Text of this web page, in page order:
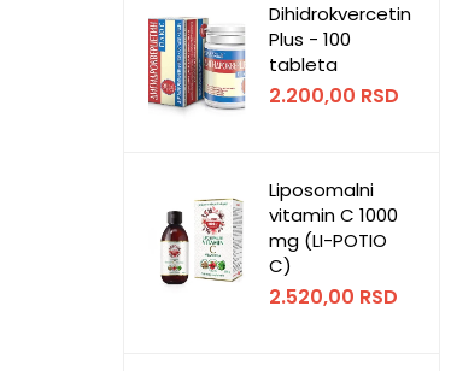
Dihidrokvercetin
Plus - 100
tableta
2.200,00 RSD
Liposomalni
vitamin C 1000
mg (LI-POTIO
C)
2.520,00 RSD